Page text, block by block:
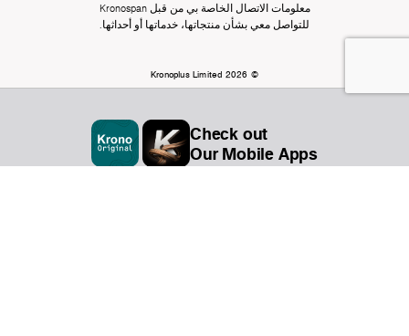
معلومات الاتصال الخاصة بي من قبل Kronospan
للتواصل معي بشأن منتجاتها، خدماتها أو أحداثها.
© Kronoplus Limited 2026
Check out
Our Mobile Apps